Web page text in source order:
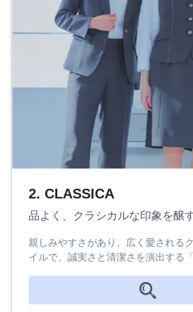
2. CLASSICA
品よく、クラシカルな印象を醸
親しみやすさがあり、広く愛される
イルで、誠実さと清潔さを演出する